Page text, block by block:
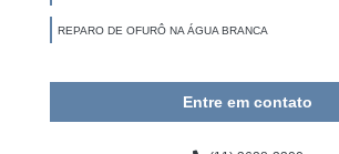
REPARO DE OFURÔ NA ÁGUA BRANCA
Entre em contato